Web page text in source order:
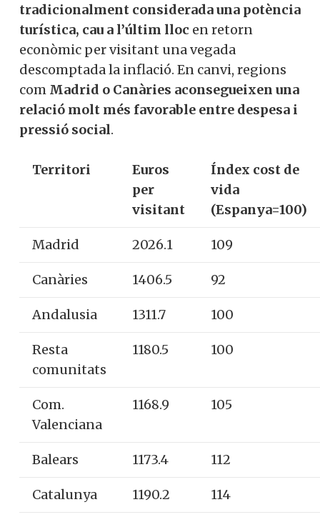
tradicionalment considerada una potència
turística, cau a l’últim lloc en retorn
econòmic per visitant una vegada
descomptada la inflació. En canvi, regions
com Madrid o Canàries aconsegueixen una
relació molt més favorable entre despesa i
pressió social.
Territori
Euros
per
visitant
Índex cost de
vida
(Espanya=100)
Madrid 2026.1 109
Canàries 1406.5 92
Andalusia 1311.7 100
Resta
comunitats
1180.5 100
Com.
Valenciana
1168.9 105
Balears 1173.4 112
Catalunya 1190.2 114